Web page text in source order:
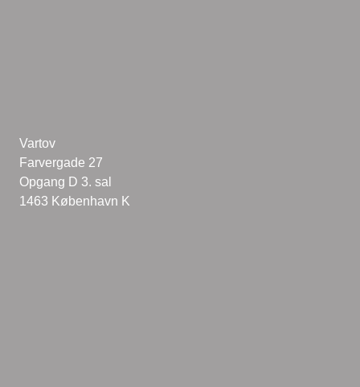
Vartov
Farvergade 27
Opgang D 3. sal
1463 København K